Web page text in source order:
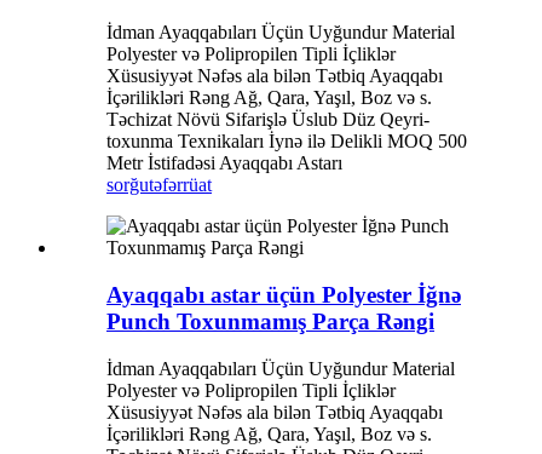
İdman Ayaqqabıları Üçün Uyğundur Material
Polyester və Polipropilen Tipli İçliklər
Xüsusiyyət Nəfəs ala bilən Tətbiq Ayaqqabı
İçərilikləri Rəng Ağ, Qara, Yaşıl, Boz və s.
Təchizat Növü Sifarişlə Üslub Düz Qeyri-
toxunma Texnikaları İynə ilə Delikli MOQ 500
Metr İstifadəsi Ayaqqabı Astarı
sorğutəfərrüat
Ayaqqabı astar üçün Polyester İğnə
Punch Toxunmamış Parça Rəngi
İdman Ayaqqabıları Üçün Uyğundur Material
Polyester və Polipropilen Tipli İçliklər
Xüsusiyyət Nəfəs ala bilən Tətbiq Ayaqqabı
İçərilikləri Rəng Ağ, Qara, Yaşıl, Boz və s.